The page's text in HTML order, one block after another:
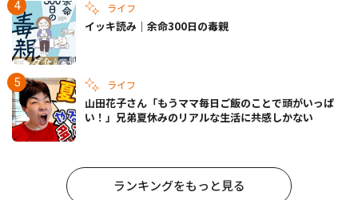
ライフ
イッキ読み｜余命300日の毒親
ライフ
山田花子さん「もうママ毎日ご飯のことで頭がいっぱ
い！」兄弟夏休みのリアルな生活に共感しかない
ランキングをもっと見る